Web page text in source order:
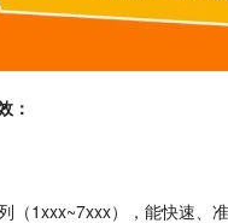
：
1xxx~7xxx），能快速、